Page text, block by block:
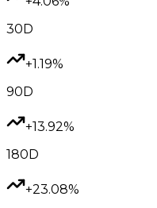
30D
+1.19%
90D
+13.92%
180D
+23.08%